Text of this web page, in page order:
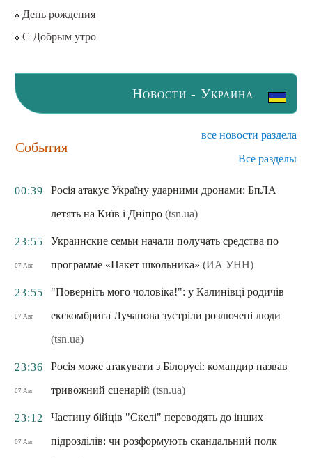
День рождения
С Добрым утро
Новости - Украина
События
все новости раздела
Все разделы
00:39
Росія атакує Україну ударними дронами: БпЛА
летять на Київ і Дніпро (tsn.ua)
23:55
07 Авг
Украинские семьи начали получать средства по
программе «Пакет школьника» (ИА УНН)
23:55
07 Авг
"Поверніть мого чоловіка!": у Калинівці родичів
екскомбрига Лучанова зустріли розлючені люди
(tsn.ua)
23:36
07 Авг
Росія може атакувати з Білорусі: командир назвав
тривожний сценарій (tsn.ua)
23:12
07 Авг
Частину бійців "Скелі" переводять до інших
підрозділів: чи розформують скандальний полк